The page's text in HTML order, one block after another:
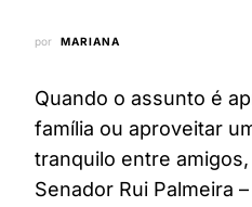
por MARIANA
Quando o assunto é
família ou aproveitar
tranquilo entre
Senador Rui Palmeira